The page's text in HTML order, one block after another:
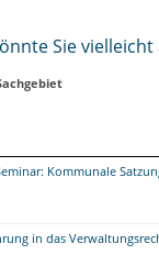
Sie
Kommunale
in das